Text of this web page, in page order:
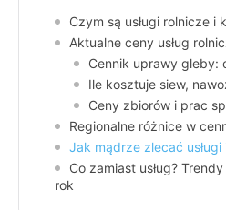
Czym są usługi rolnicze i
Aktualne ceny usług
Cennik uprawy gleby:
Ile kosztuje siew,
Ceny zbiorów i prac
Regionalne różnice w
Jak mądrze zlecać
Co zamiast usług?
rok